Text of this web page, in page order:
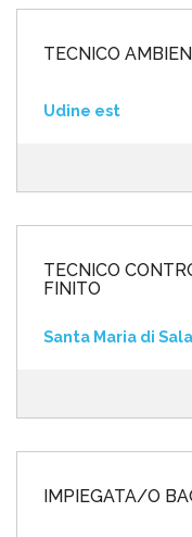
TECNICO
Udine est
TECNICO
FINITO
Santa Maria di Sala
IMPIEGATA/O